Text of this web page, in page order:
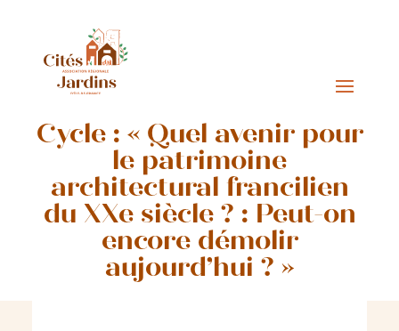
Cycle : « Quel avenir pour
le patrimoine
architectural francilien
du XXe siècle ? : Peut-on
encore démolir
aujourd’hui ? »